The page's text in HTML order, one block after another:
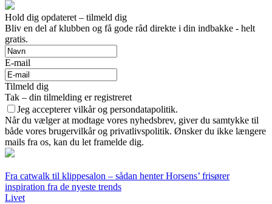
Hold dig opdateret – tilmeld dig
Bliv en del af klubben og få gode råd direkte i din indbakke - helt
gratis.
E-mail
Tilmeld dig
Tak – din tilmelding er registreret
Jeg accepterer vilkår og persondatapolitik.
Når du vælger at modtage vores nyhedsbrev, giver du samtykke til
både vores brugervilkår og privatlivspolitik. Ønsker du ikke længere
mails fra os, kan du let framelde dig.
Fra catwalk til klippesalon – sådan henter Horsens’ frisører
inspiration fra de nyeste trends
Livet